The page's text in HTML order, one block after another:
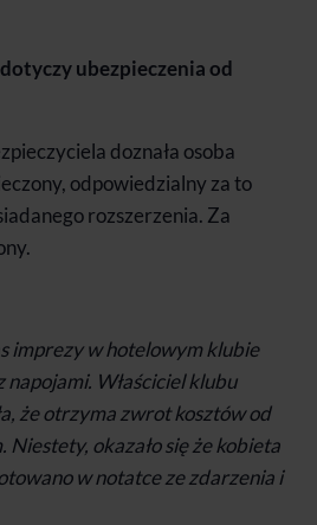
ubezpieczenia od
doznała osoba
odpowiedzialny za to
rozszerzenia. Za
imprezy w hotelowym klubie
napojami. Właściciel klubu
że otrzyma zwrot kosztów od
okazało się że kobieta
w notatce ze zdarzenia i